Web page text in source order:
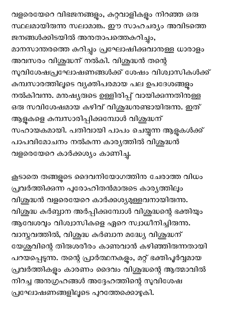
വളരെയേറെ വിഭജനങ്ങളും, കുറ്റവാളികളും നിറഞ്ഞ ഒരു
സ്ഥലമായിരുന്നു സലാമാങ്ക. ഈ സാഹചര്യം അവിടത്തെ
ജനങ്ങള്‍ക്കിടയില്‍ അനുതാപത്തെകുറിച്ചും,
മാനസാന്തരത്തെ കുറിച്ചും പ്രഘോഷിക്കുവാനുള്ള ധാരാളം
അവസരം വിശുദ്ധന് നല്‍കി. വിശുദ്ധന്‍ തന്റെ
സുവിശേഷപ്രഘോഷണങ്ങള്‍ക്ക് ശേഷം വിശ്വാസികൾക്ക്
കുമ്പസാരത്തിലൂടെ വ്യക്തിപരമായ പല ഉപദേശങ്ങളും
നല്‍കിവന്നു. മനുഷ്യരുടെ ഉള്ളിരിപ്പ് വായിക്കുന്നതിനുള്ള
ഒരു സവിശേഷമായ കഴിവ്‌ വിശുദ്ധനുണ്ടായിരുന്നു. ഇത്
ആളുകളെ കുമ്പസാരിപ്പിക്കുമ്പോള്‍ വിശുദ്ധന്
സഹായകമായി. പതിവായി പാപം ചെയ്യുന്ന ആളുകള്‍ക്ക്
പാപവിമോചനം നല്‍കുന്ന കാര്യത്തില്‍ വിശുദ്ധന്‍
വളരെയേറെ കാര്‍ക്കശ്യം കാണിച്ചു.
കൂടാതെ തങ്ങളുടെ ദൈവനിയോഗത്തിനു ചേരാത്ത വിധം
പ്രവര്‍ത്തിക്കുന്ന പുരോഹിതന്‍മാരുടെ കാര്യത്തിലും
വിശുദ്ധന്‍ വളരെയേറെ കാര്‍ക്കശ്യമുള്ളവനായിരുന്നു.
വിശുദ്ധ കുര്‍ബ്ബാന അര്‍പ്പിക്കുമ്പോള്‍ വിശുദ്ധന്റെ ഭക്തിയും
ആവേശവും വിശ്വാസികളെ ഏറെ സ്വാധീനിച്ചിരുന്നു.
വാസ്തവത്തില്‍, വിശുദ്ധ കുര്‍ബാന മദ്ധ്യേ വിശുദ്ധന്
യേശുവിന്റെ തിരുശരീരം കാണുവാന്‍ കഴിഞ്ഞിരുന്നതായി
പറയപ്പെടുന്നു. തന്റെ പ്രാര്‍ത്ഥനകളും, മറ്റ് ഭക്തിപൂര്‍വ്വമായ
പ്രവര്‍ത്തികളും കാരണം ദൈവം വിശുദ്ധന്റെ ആത്മാവില്‍
നിറച്ച അനുഗ്രഹങ്ങള്‍ അദ്ദേഹത്തിന്റെ സുവിശേഷ
പ്രഘോഷണങ്ങളിലൂടെ പുറത്തേക്കൊഴുകി.